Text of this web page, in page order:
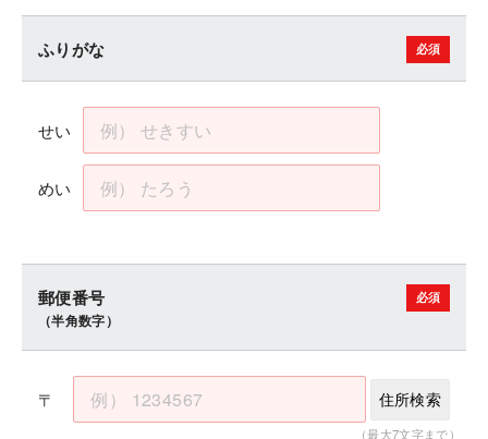
ふりがな
せい
めい
郵便番号
（半角数字）
〒
（最大7文字まで）
住所検索